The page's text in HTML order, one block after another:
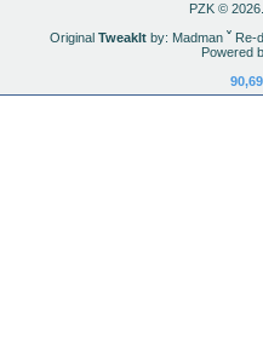
PZK ©
Original TweakItby: Madman ˇRe-
Powered